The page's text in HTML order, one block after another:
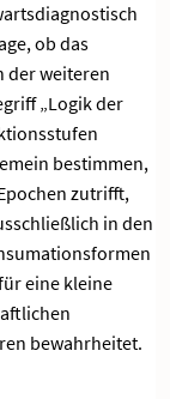
ob das
der weiteren
„Logik der
bestimmen,
zutrifft,
in den
eine kleine
bewahrheitet.